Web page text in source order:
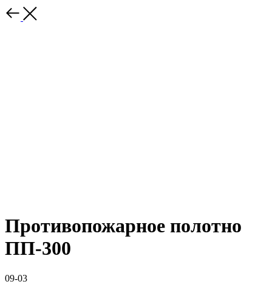
Противопожарное полотно
ПП-300
09-03